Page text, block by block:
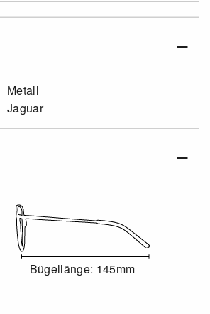
Metall
Jaguar
Bügellänge: 145mm